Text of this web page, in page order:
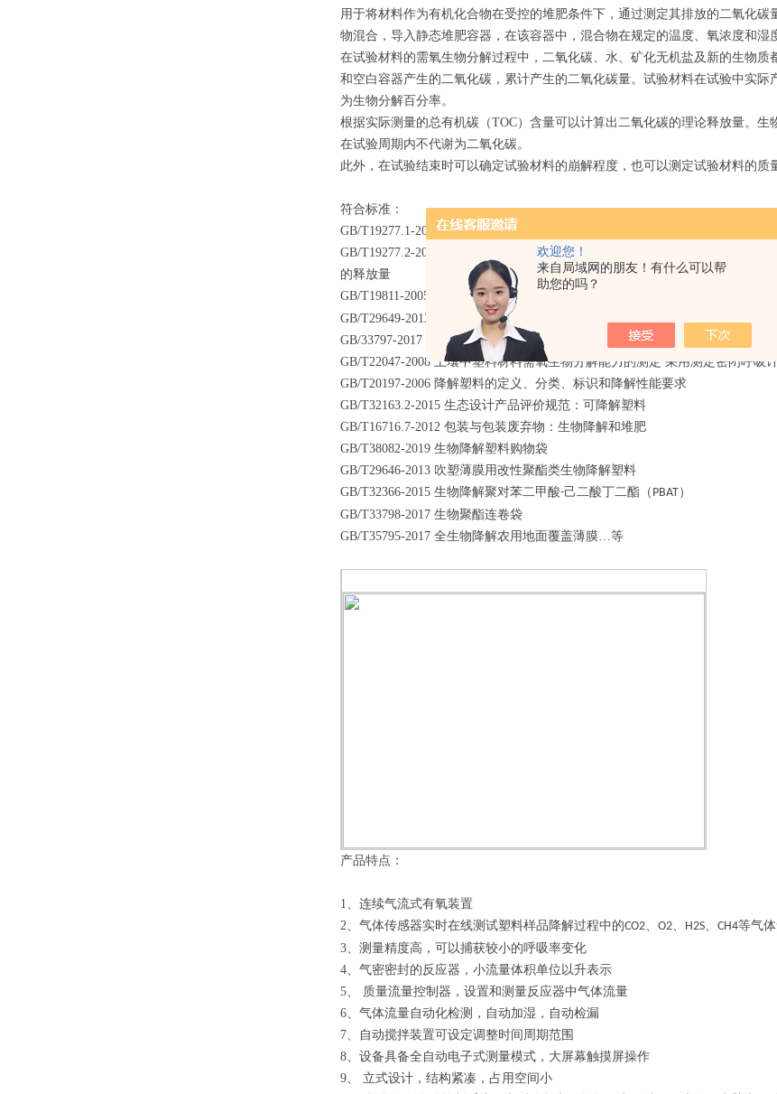
欢迎您！
来自局域网的朋友！有什么可以帮
助您的吗？
用于将材料作为有机化合物在受控的堆肥条件下，通过测定其排放的二氧化
物混合，导入静态堆肥容器，在该容器中，混合物在规定的温度、氧浓度和湿
在试验材料的需氧生物分解过程中，二氧化碳、水、矿化无机盐及新的生物
和空白容器产生的二氧化碳，累计产生的二氧化碳量。试验材料在试验中实
为生物分解百分率。
根据实际测量的总有机碳（TOC）含量可以计算出二氧化碳的理论释放量。
在试验周期内不代谢为二氧化碳。
此外，在试验结束时可以确定试验材料的崩解程度，也可以测定试验材料的质
符合标准：
GB/T19277.1-201受控堆肥条件下材料需氧生物分解能力的测定 采用测定释放
GB/T19277.2-2013
受控堆肥条件下材料需氧生物分解能力的测定 采用测定释
的释放量
GB/T19811-2005
在定义堆肥化中试条件下塑料材料崩解程度的测定
GB/T29649-2013
生物基材料中生物基含量测定 液闪计数器法
GB/33797-2017
塑料在高固体份堆肥条件下厌氧生物分解能力的测定，采用分
GB/T22047-2008 土壤中塑料材料需氧生物分解能力的测定 采用测定密闭呼吸
GB/T20197-2006 降解塑料的定义、分类、标识和降解性能要求
GB/T32163.2-2015 生态设计产品评价规范：可降解塑料
GB/T16716.7-2012 包装与包装废弃物：生物降解和堆肥
GB/T38082-2019 生物降解塑料购物袋
GB/T29646-2013 吹塑薄膜用改性聚酯类生物降解塑料
GB/T32366-2015 生物降解聚对苯二甲酸-己二酸丁二酯（ PBAT）
GB/T33798-2017 生物聚酯连卷袋
GB/T35795-2017 全生物降解农用地面覆盖薄膜…等
产品特点：
1、连续气流式有氧装置
2、气体传感器实时在线测试塑料样品降解过程中的CO2、 O2、 H2S、 CH4等气
3、测量精度高，可以捕获较小的呼吸率变化
4、气密密封的反应器，小流量体积单位以升表示
5、 质量流量控制器，设置和测量反应器中气体流量
6、气体流量自动化检测，自动加湿，自动检漏
7、自动搅拌装置可设定调整时间周期范围
8、设备具备全自动电子式测量模式，大屏幕触摸屏操作
9、 立式设计，结构紧凑，占用空间小